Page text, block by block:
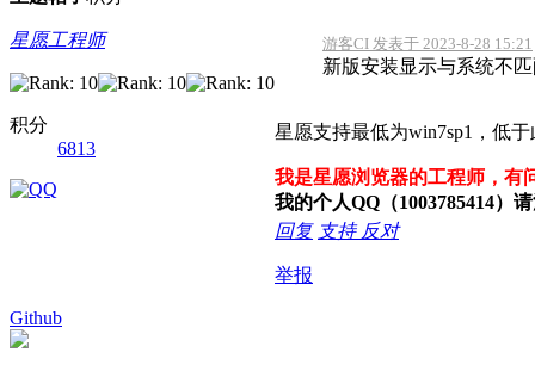
星愿工程师
积分
6813
游客CI 发表于 2023-8-28 15:21
新版安装显示与系统不
星愿支持最低为win7sp1，低
我是星愿浏览器的工程师，有
我的个人QQ（1003785414）
回复 支持 反对
举报
Github